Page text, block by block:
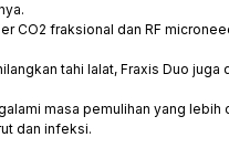
CO2 fraksional dan RF
tahi lalat, Fraxis Duo
masa pemulihan yang
dan infeksi.